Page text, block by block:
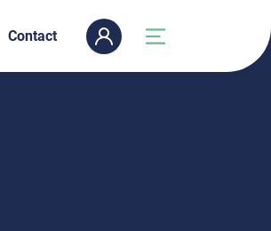
Contact